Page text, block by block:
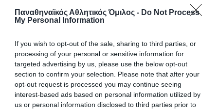
Παναθηναϊκός Αθλητικός Όμιλος - Do Not Process
My Personal Information
If you wish to opt-out of the sale, sharing to third parties, or
processing of your personal or sensitive information for
targeted advertising by us, please use the below opt-out
section to confirm your selection. Please note that after your
opt-out request is processed you may continue seeing
interest-based ads based on personal information utilized by
us or personal information disclosed to third parties prior to
«Πράσινη» η Lalia Storti
Ο Παναθηναϊκός Αθλητικός Όμιλος ανακοινώνει την
έναρξη της συνεργασίας του με τη Lalia Storti για το τμήμα
ποδοσφαίρου γυναικών.